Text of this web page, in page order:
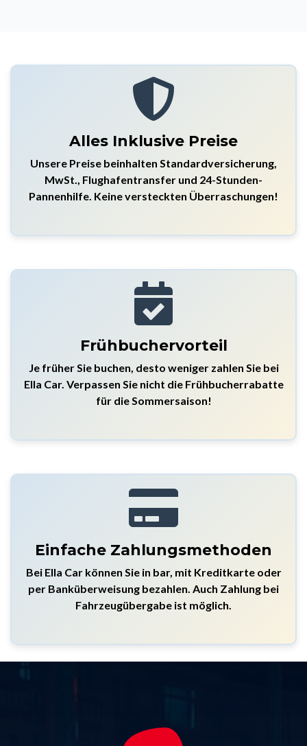
Alles Inklusive Preise
Unsere Preise beinhalten Standardversicherung,
MwSt., Flughafentransfer und 24-Stunden-
Pannenhilfe. Keine versteckten Überraschungen!
Frühbuchervorteil
Je früher Sie buchen, desto weniger zahlen Sie bei
Ella Car. Verpassen Sie nicht die Frühbucherrabatte
für die Sommersaison!
Einfache Zahlungsmethoden
Bei Ella Car können Sie in bar, mit Kreditkarte oder
per Banküberweisung bezahlen. Auch Zahlung bei
Fahrzeugübergabe ist möglich.